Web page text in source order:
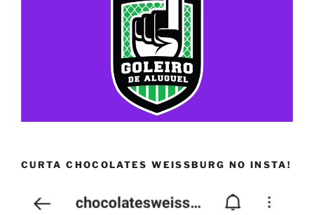
CURTA CHOCOLATES WEISSBURG NO INSTA!